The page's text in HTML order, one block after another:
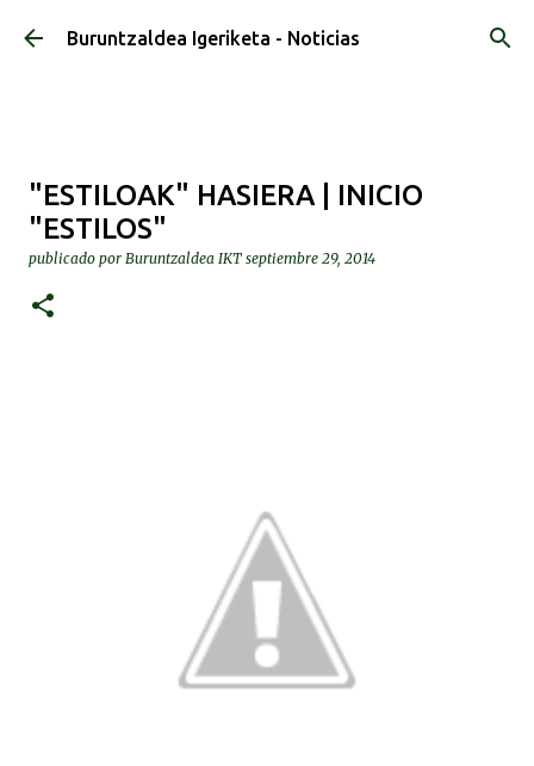
Ir al contenido principal
Buruntzaldea Igeriketa - Noticias
"ESTILOAK" HASIERA | INICIO
"ESTILOS"
publicado por Buruntzaldea IKT septiembre 29, 2014